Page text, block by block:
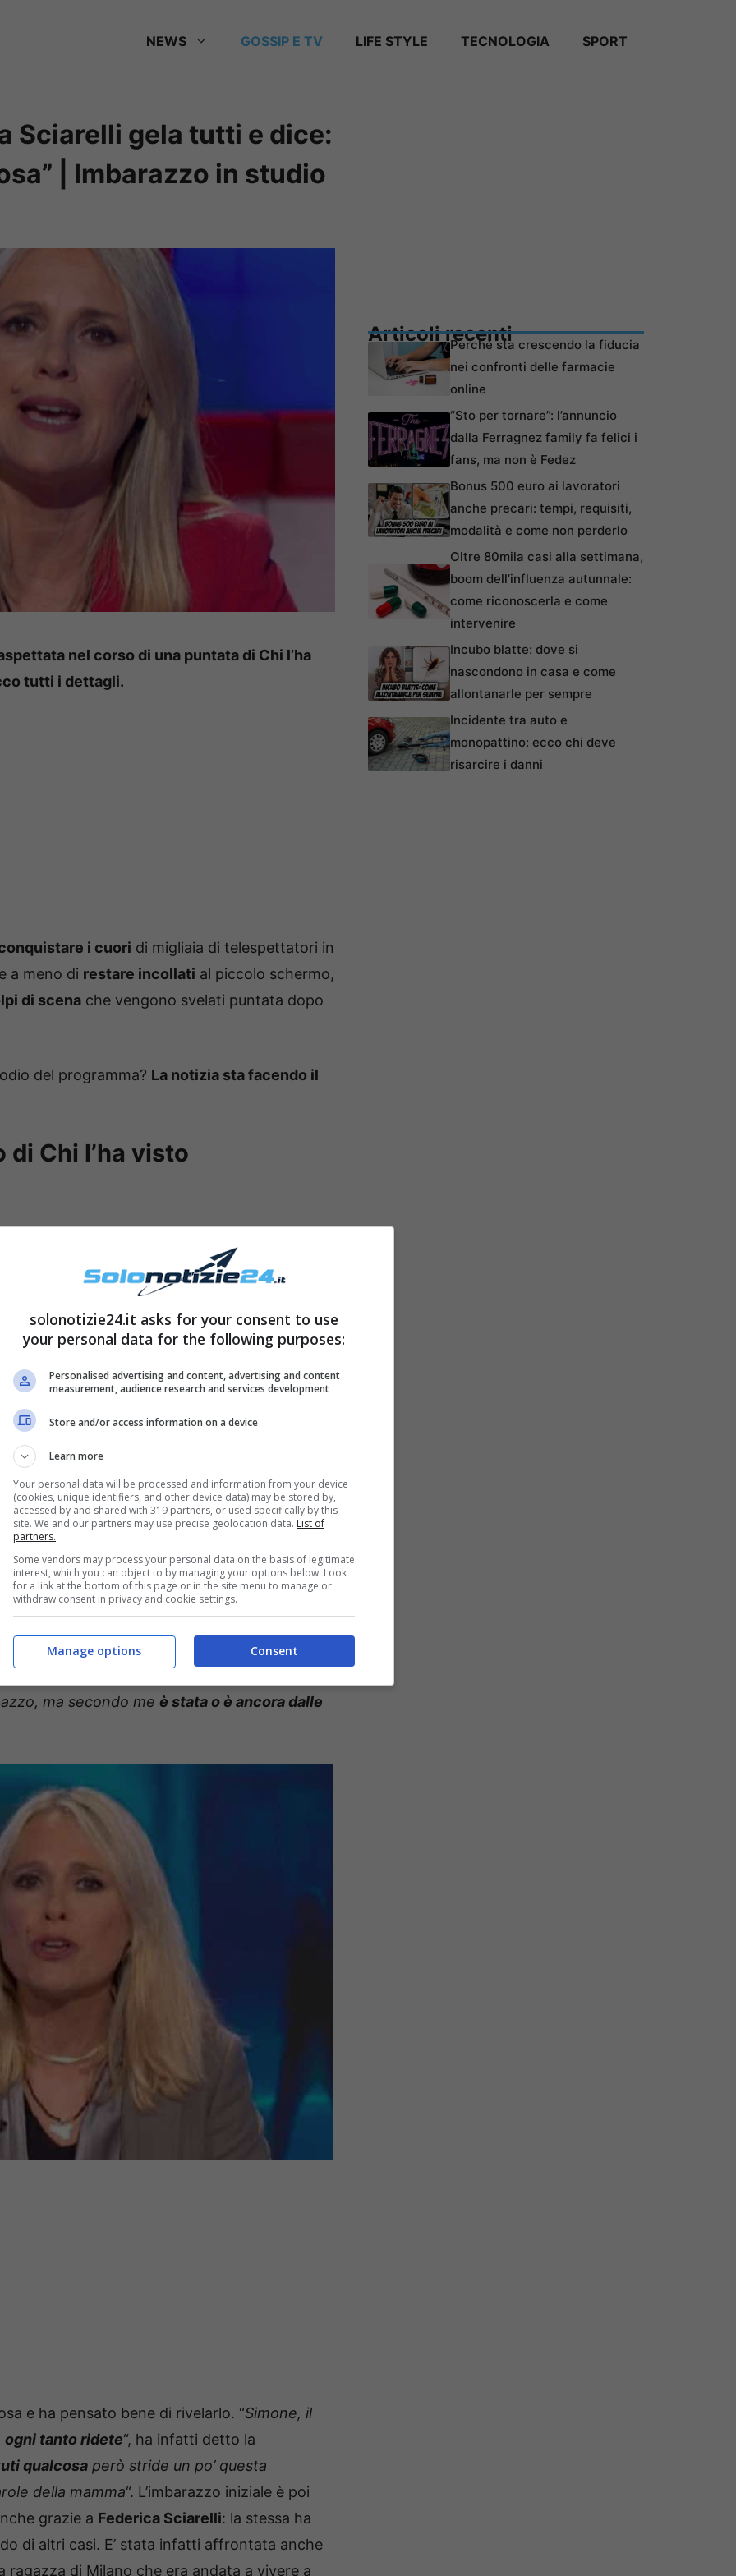
NEWS GOSSIP E TV LIFE STYLE TECNOLOGIA SPORT
Sciarelli gela tutti e dice:
| Imbarazzo in studio
nel corso di una puntata di Chi l’ha
tutti i dettagli.
i cuori di migliaia di telespettatori in
a meno di restare incollati al piccolo schermo,
di scena che vengono svelati puntata dopo
del programma? La notizia sta facendo il
di Chi l’ha visto
del programma che ha – sin dall’inizio –
Sono infatti sempre
loro lascia emozioni, dolori, commozioni a
con molto affetto.
unaragazza scomparsa
loro famigliari e nel pubblico a casa. Si tratta
scomparsa nel nullain provincia di
in direttacon i parenti della giovane, che è
si stanno avendo tracce. E’ così
è molto vicina alla fanciulla e che ha
ma secondo me è stata o è ancora dalle
e ha pensato bene di rivelarlo. “Simone, il
ogni tanto ridete“, ha infatti detto la
qualcosa però stride un po’ questa
della mamma“. L’imbarazzo iniziale è poi
grazie a Federica Sciarelli: la stessa ha
di altri casi. E’ stata infatti affrontata anche
ragazza di Milano che era andata a vivere a
Articoli recentiPerché sta crescendo la fiducia
nei confronti delle farmacie
online
“Sto per tornare”: l’annuncio
dalla Ferragnez family fa felici i
fans, ma non è Fedez
Bonus 500 euro ai lavoratori
anche precari: tempi, requisiti,
modalità e come non perderlo
Oltre 80mila casi alla settimana,
boom dell’influenza autunnale:
come riconoscerla e come
intervenire
Incubo blatte: dove si
nascondono in casa e come
allontanarle per sempre
Incidente tra auto e
monopattino: ecco chi deve
risarcire i danni
solonotizie24.it asks for your consent to use
your personal data for the following purposes:
Personalised advertising and content, advertising and content
measurement, audience research and services development
Store and/or access information on a device
Learn more
Your personal data will be processed and information from your device
(cookies, unique identifiers, and other device data) may be stored by,
accessed by and shared with 319 partners, or used specifically by this
site. We and our partners may use precise geolocation data. List of
partners.
Some vendors may process your personal data on the basis of legitimate
interest, which you can object to by managing your options below. Look
for a link at the bottom of this page or in the site menu to manage or
withdraw consent in privacy and cookie settings.
Consent
Manage options